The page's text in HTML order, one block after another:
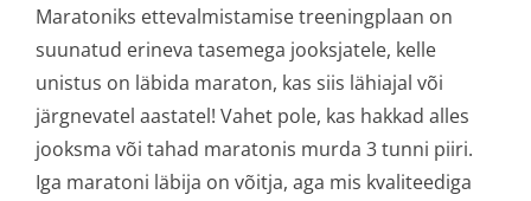
Maratoniks ettevalmistamise treeningplaan on
suunatud erineva tasemega jooksjatele, kelle
unistus on läbida maraton, kas siis lähiajal või
järgnevatel aastatel! Vahet pole, kas hakkad alles
jooksma või tahad maratonis murda 3 tunni piiri.
Iga maratoni läbija on võitja, aga mis kvaliteediga